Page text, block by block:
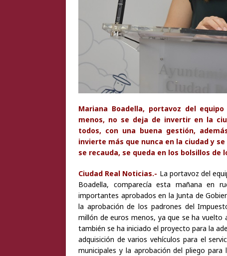
Mariana Boadella, portavoz del
menos, no se deja de invertir en la
todos, con una buena gestión,
invierte más que nunca en la ciudad y
se recauda, se queda en los bolsillos de
Ciudad Real Noticias.- La portavoz del
Boadella, comparecía esta mañana en
importantes aprobados en la Junta de
la aprobación de los padrones del
millón de euros menos, ya que se ha
también se ha iniciado el proyecto para la
adquisición de varios vehículos para el
municipales y la aprobación del pliego